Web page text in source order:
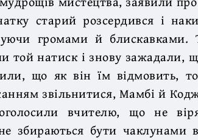
старий розсердився і
громами й
той натиск і знову зажадали,
що як він їм відмовить,
звільнитися, Мамбі й
вчителю, що не
збираються бути чаклунами